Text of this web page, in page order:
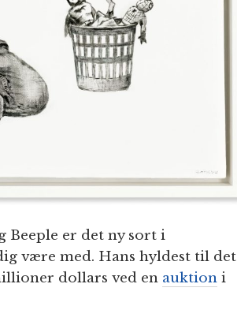
Beeple er det ny sort i
være med. Hans hyldest til det
dollars ved en auktion i